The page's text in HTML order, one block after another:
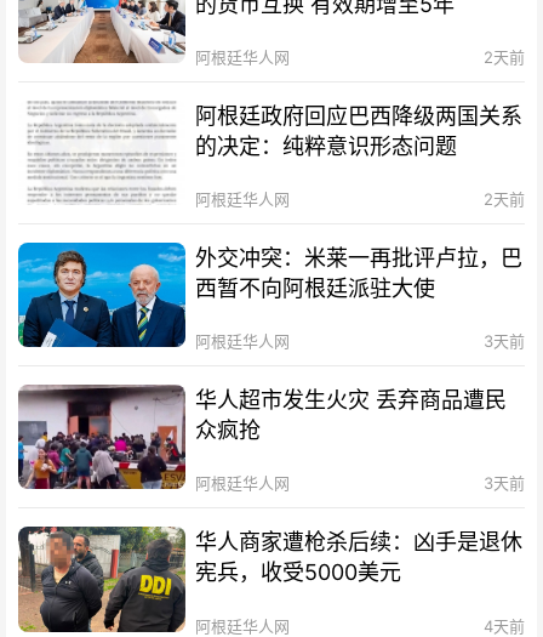
阿根廷华人网 2天前
阿根廷政府回应巴西降级两国关系
的决定：纯粹意识形态问题
阿根廷华人网 2天前
外交冲突：米莱一再批评卢拉，巴
西暂不向阿根廷派驻大使
阿根廷华人网 3天前
华人超市发生火灾 丢弃商品遭民
众疯抢
阿根廷华人网 3天前
华人商家遭枪杀后续：凶手是退休
宪兵，收受5000美元
阿根廷华人网 4天前